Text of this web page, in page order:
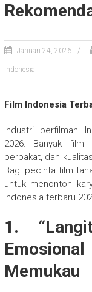
Januari 24, 2026
Indonesia
Film Indonesia
Industri perfilman
2026. Banyak film
berbakat, dan kualitas
Bagi pecinta film
untuk menonton
Indonesia terbaru
1.
Memukau